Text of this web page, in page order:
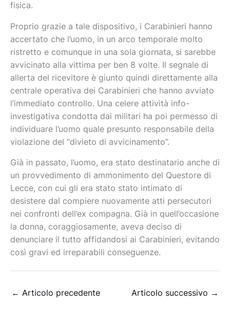
fisica.
Proprio grazie a tale dispositivo, i Carabinieri hanno
accertato che l’uomo, in un arco temporale molto
ristretto e comunque in una sola giornata, si sarebbe
avvicinato alla vittima per ben 8 volte. Il segnale di
allerta del ricevitore è giunto quindi direttamente alla
centrale operativa dei Carabinieri che hanno avviato
l’immediato controllo. Una celere attività info-
investigativa condotta dai militari ha poi permesso di
individuare l’uomo quale presunto responsabile della
violazione del “divieto di avvicinamento”.
Già in passato, l’uomo, era stato destinatario anche di
un provvedimento di ammonimento del Questore di
Lecce, con cui gli era stato stato intimato di
desistere dal compiere nuovamente atti persecutori
nei confronti dell’ex compagna. Già in quell’occasione
la donna, coraggiosamente, aveva deciso di
denunciare il tutto affidandosi ai Carabinieri, evitando
così gravi ed irreparabili conseguenze.
← Articolo precedente Articolo successivo →